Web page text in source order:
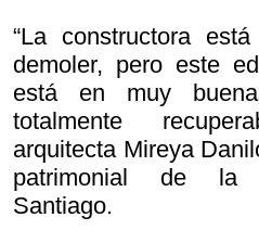
“La constructora
demoler, pero este
está en muy
totalmente
arquitecta Mireya
patrimonial de la
Santiago.